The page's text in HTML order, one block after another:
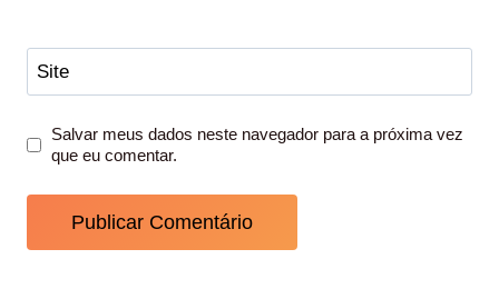
Site
Salvar meus dados neste navegador para a próxima vez
que eu comentar.